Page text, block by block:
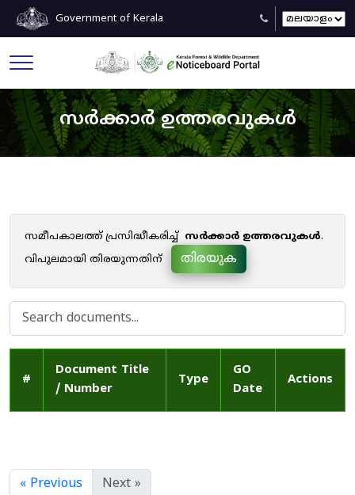
Government of Kerala
സർക്കാർ ഉത്തരവുകൾ
സമീപകാലത്ത് പ്രസിദ്ധീകരിച്ച് സർക്കാർ ഉത്തരവുകൾ.
വിപുലമായി തിരയുന്നതിന്
തിരയുക
#
Document Title
/ Number
Type
GO
Date
Actions
« Previous Next »